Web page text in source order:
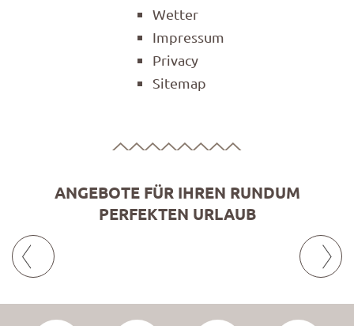
Wetter
Impressum
Privacy
Sitemap
ANGEBOTE FÜR IHREN RUNDUM
PERFEKTEN URLAUB